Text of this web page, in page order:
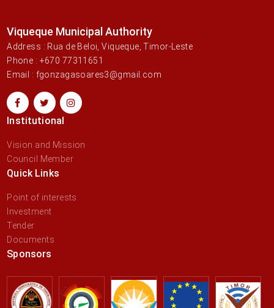
Viqueque Municipal Authority
Address : Rua de Beloi, Viqueque, Timor-Leste
Phone : +670 77311651
Email : fgonzagasoares3@gmail.com
Institutional
Vision and Mission
Council Member
Quick Links
Point of interests
Investment
Tender
Documents
Sponsors